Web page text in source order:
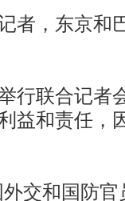
，东京和
联合记者
益和责任，
交和国防官